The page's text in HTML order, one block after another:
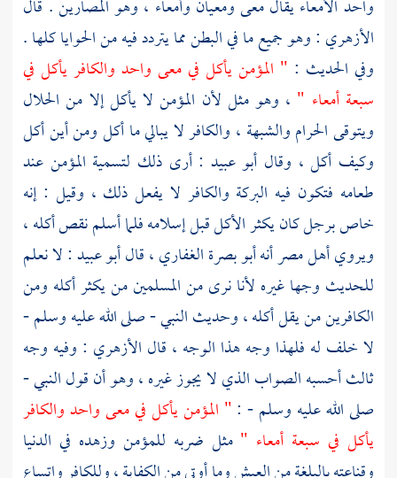
واحد الأمعاء يقال معى ومعيان وأمعاء ، وهو المصارين . قال
الأزهري : وهو جميع ما في البطن مما يتردد فيه من الحوايا كلها .
وفي الحديث : " المؤمن يأكل في معى واحد والكافر يأكل في
سبعة أمعاء " ، وهو مثل لأن المؤمن لا يأكل إلا من الحلال
ويتوقى الحرام والشبهة ، والكافر لا يبالي ما أكل ومن أين أكل
وكيف أكل ، وقال أبو عبيد : أرى ذلك لتسمية المؤمن عند
طعامه فتكون فيه البركة والكافر لا يفعل ذلك ، وقيل : إنه
خاص برجل كان يكثر الأكل قبل إسلامه فلما أسلم نقص أكله ،
ويروي أهلمصرأنهأبو بصرة الغفاري، قالأبو عبيد: لا نعلم
للحديث وجها غيره لأنا نرى من المسلمين من يكثر أكله ومن
الكافرين من يقل أكله ، وحديث النبي - صلى الله عليه وسلم -
لا خلف له فلهذا وجه هذا الوجه ، قال الأزهري : وفيه وجه
ثالث أحسبه الصواب الذي لا يجوز غيره ، وهو أن قول النبي -
صلى الله عليه وسلم - :" المؤمن يأكل في معى واحد والكافر
يأكل في سبعة أمعاء "مثل ضربه للمؤمن وزهده في الدنيا